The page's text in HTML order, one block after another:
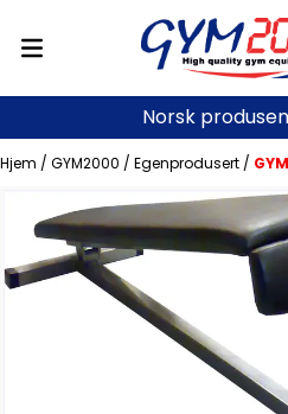
Norsk
Hjem / GYM2000 / Egenprodusert /